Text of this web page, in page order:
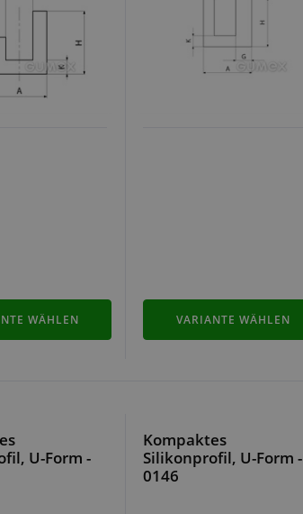
WÄHLEN VARIANTE WÄHLEN
U-Form -
Kompaktes
Silikonprofil, U-Form -
0146